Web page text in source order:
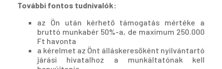
További fontos tudnivalók:
az Ön után kérhető támogatás mértéke a
bruttó munkabér 50%-a, de maximum 250.000
Ft havonta
a kérelmet az Önt álláskeresőként nyilvántartó
járási hivatalhoz a munkáltatónak kell